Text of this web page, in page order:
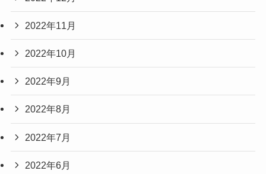
2022年11月
2022年10月
2022年9月
2022年8月
2022年7月
2022年6月